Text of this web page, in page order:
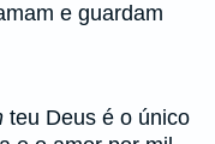
e guardam
teu Deus é o único